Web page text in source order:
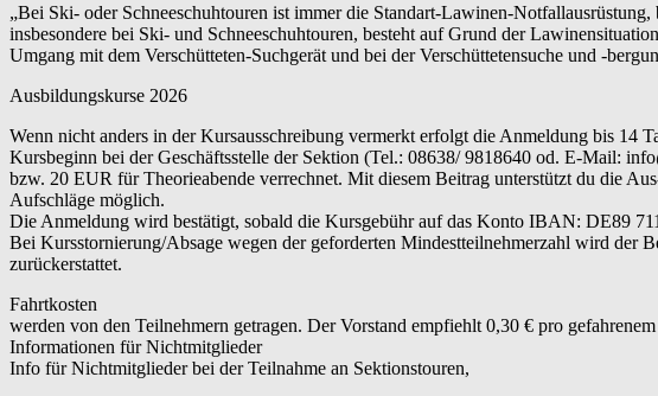
„Bei Ski- oder Schneeschuhtouren ist immer die Standart-Lawinen-
insbesondere bei Ski- und Schneeschuhtouren, besteht auf Grund der
Umgang mit dem Verschütteten-Suchgerät und bei der Verschüttetensuche und -
Ausbildungskurse 2026
Wenn nicht anders in der Kursausschreibung vermerkt erfolgt die Anmeldung bis 14
Kursbeginn bei der Geschäftsstelle der Sektion (Tel.: 08638/ 9818640 od. E-Mail:
bzw. 20 EUR für Theorieabende verrechnet. Mit diesem Beitrag unterstützt du die
Aufschläge möglich.
Die Anmeldung wird bestätigt, sobald die Kursgebühr auf das Konto IBAN: DE89
Bei Kursstornierung/Absage wegen der geforderten Mindestteilnehmerzahl wird der
zurückerstattet.
Fahrtkosten
werden von den Teilnehmern getragen. Der Vorstand empfiehlt 0,30 € pro
Informationen für Nichtmitglieder
Info für Nichtmitglieder bei der Teilnahme an Sektionstouren,